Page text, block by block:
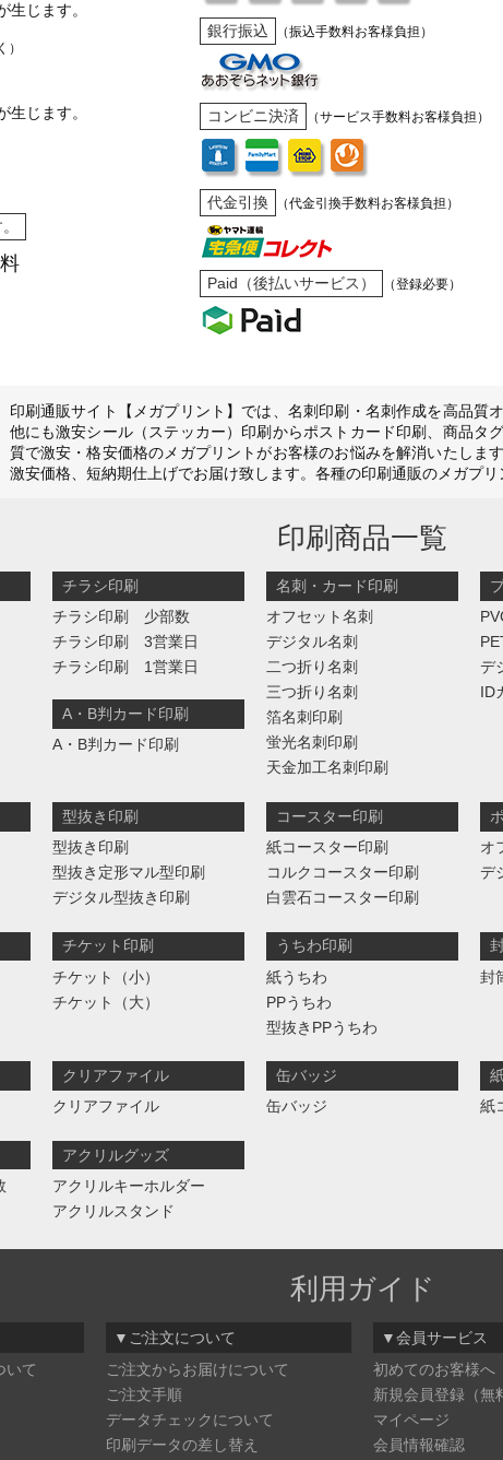
じます。
）
じます。
銀行振込 （振込手数料お客様負担）
コンビニ決済 （サービス手数料お客様負担）
代金引換 （代金引換手数料お客様負担）
Paid（後払いサービス） （登録必要）
印刷通販サイト【メガプリント】では、名刺印刷・名刺作成を高品質
他にも激安シール（ステッカー）印刷からポストカード印刷、商品タ
質で激安・格安価格のメガプリントがお客様のお悩みを解消いたしま
激安価格、短納期仕上げでお届け致します。各種の印刷通販のメガプリ
印刷商品一覧
チラシ印刷
チラシ印刷 少部数
チラシ印刷 3営業日
チラシ印刷 1営業日
A・B判カード印刷
A・B判カード印刷
名刺・カード印刷
オフセット名刺
デジタル名刺
二つ折り名刺
三つ折り名刺
箔名刺印刷
蛍光名刺印刷
天金加工名刺印刷
デ
ID
型抜き印刷
型抜き印刷
型抜き定形マル型印刷
デジタル型抜き印刷
コースター印刷
紙コースター印刷
コルクコースター印刷
白雲石コースター印刷
オ
デ
チケット印刷
チケット（小）
チケット（大）
うちわ印刷
紙うちわ
PPうちわ
型抜きPPうちわ
封
クリアファイル
クリアファイル
缶バッジ
缶バッジ
紙
アクリルグッズ
アクリルキーホルダー
アクリルスタンド
利用ガイド
いて
▼ご注文について
ご注文からお届けについて
ご注文手順
データチェックについて
印刷データの差し替え
▼会員サービス
初めてのお客様へ
新規会員登録（無
マイページ
会員情報確認